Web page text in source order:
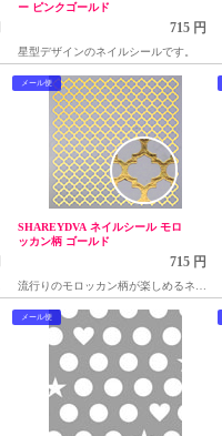
ー ピンクゴールド
715 円
星型デザインのネイルシールです。
メール便
SHAREYDVA ネイルシール モロ
ッカン柄 ゴールド
715 円
流行りのモロッカン柄が楽しめるネイ
ルシール
メール便